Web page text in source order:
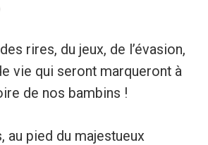
rires, du jeux, de l’évasion,
vie qui seront marqueront à
de nos bambins !
au pied du majestueux